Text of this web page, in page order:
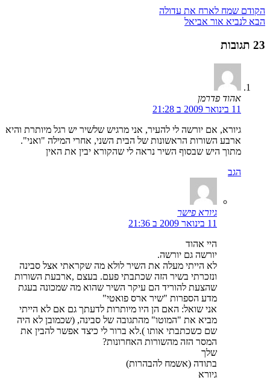
הקודם שמח לארח את עדולה
הבא לנביא אור אביאל
23 תגובות
אהוד פדרמן
11 בינואר 2009 ב 21:28
גיורא, אם יורשה לי להעיר, אני מרגיש שלשיר יש רגל מיותרת והיא
ארבע השורות הראשונות של הבית השני, אחרי המילה "ואני".
מתוך היש שבסוף השיר נראה לי שהקורא יבין את האין
הגב
גיורא פישר
11 בינואר 2009 ב 21:36
היי אהוד
יורשה גם יורשה.
לא הייתי מעלה את השיר לולא מה שקראתי אצל סבינה
ונזכרתי בשיר הזה שכתבתי פעם. בעצם ,ארבעת השורות
שהצעת להוריד הם עיקר השיר שהוא מה שמכונה בעגת
מדע הספרות "שיר ארס פואטי"
אני שואל: האם הן היו מיותרות לדעתך גם אם לא הייתי
מביא את "המוטו" מהתגובה של סבינה, (שכמובן לא היה
שם כשכתבתי אותו ).לא ברור לי כיצד אפשר להבין את
המסר הזה מהשורות האחרונות?
שלך
בתודה (אשמח להבהרות)
גיורא